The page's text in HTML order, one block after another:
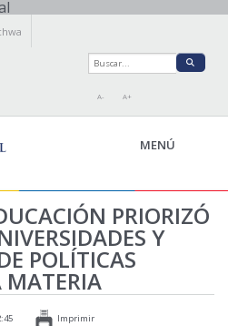
A- A+
MENÚ
PRIORIZÓ
Y
POLÍTICAS
MATERIA
Imprimir